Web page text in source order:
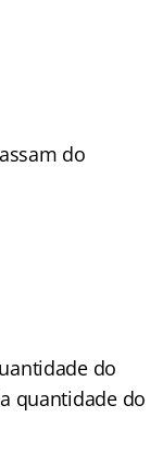
do
do
quantidade do